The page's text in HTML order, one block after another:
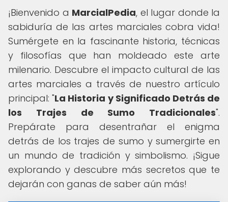
¡Bienvenido a MarcialPedia, el lugar donde la
sabiduría de las artes marciales cobra vida!
Sumérgete en la fascinante historia, técnicas
y filosofías que han moldeado este arte
milenario. Descubre el impacto cultural de las
artes marciales a través de nuestro artículo
principal: "La Historia y Significado Detrás de
los Trajes de Sumo Tradicionales".
Prepárate para desentrañar el enigma
detrás de los trajes de sumo y sumergirte en
un mundo de tradición y simbolismo. ¡Sigue
explorando y descubre más secretos que te
dejarán con ganas de saber aún más!